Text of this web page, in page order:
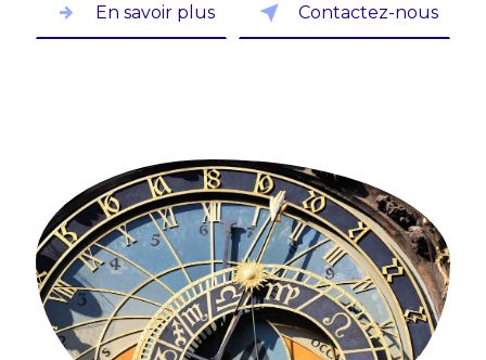
En savoir plus Contactez-nous